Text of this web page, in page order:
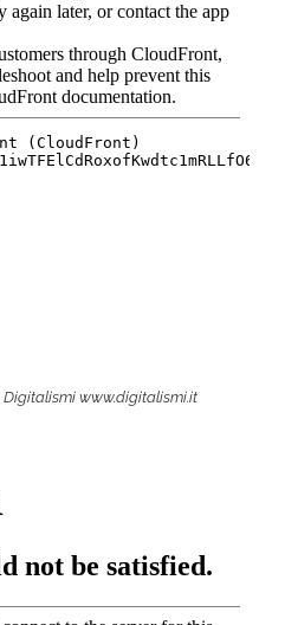
Digitalismi www.digitalismi.it